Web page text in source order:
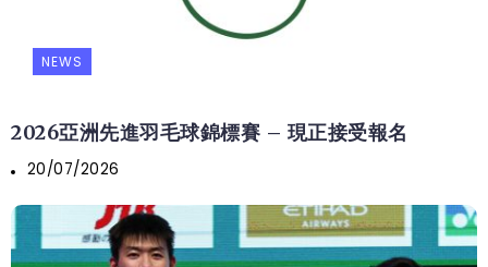
NEWS
2026亞洲先進羽毛球錦標賽 – 現正接受報名
20/07/2026